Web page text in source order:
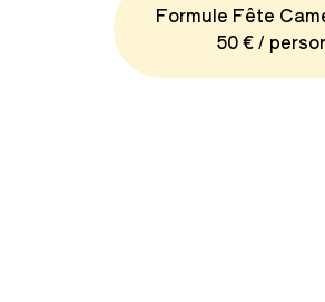
Formule Fête
50 € /